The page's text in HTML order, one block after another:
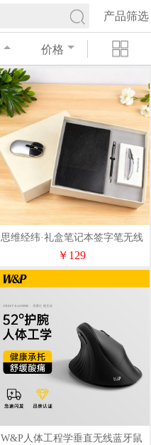
产品筛选
价格
思维经纬·礼盒笔记本签字笔无线
鼠标三件套装
￥129
W&P人体工程学垂直无线蓝牙鼠